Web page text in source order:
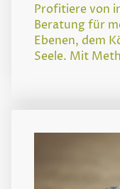
Profitiere von
Beratung für
Ebenen, dem
Seele. Mit